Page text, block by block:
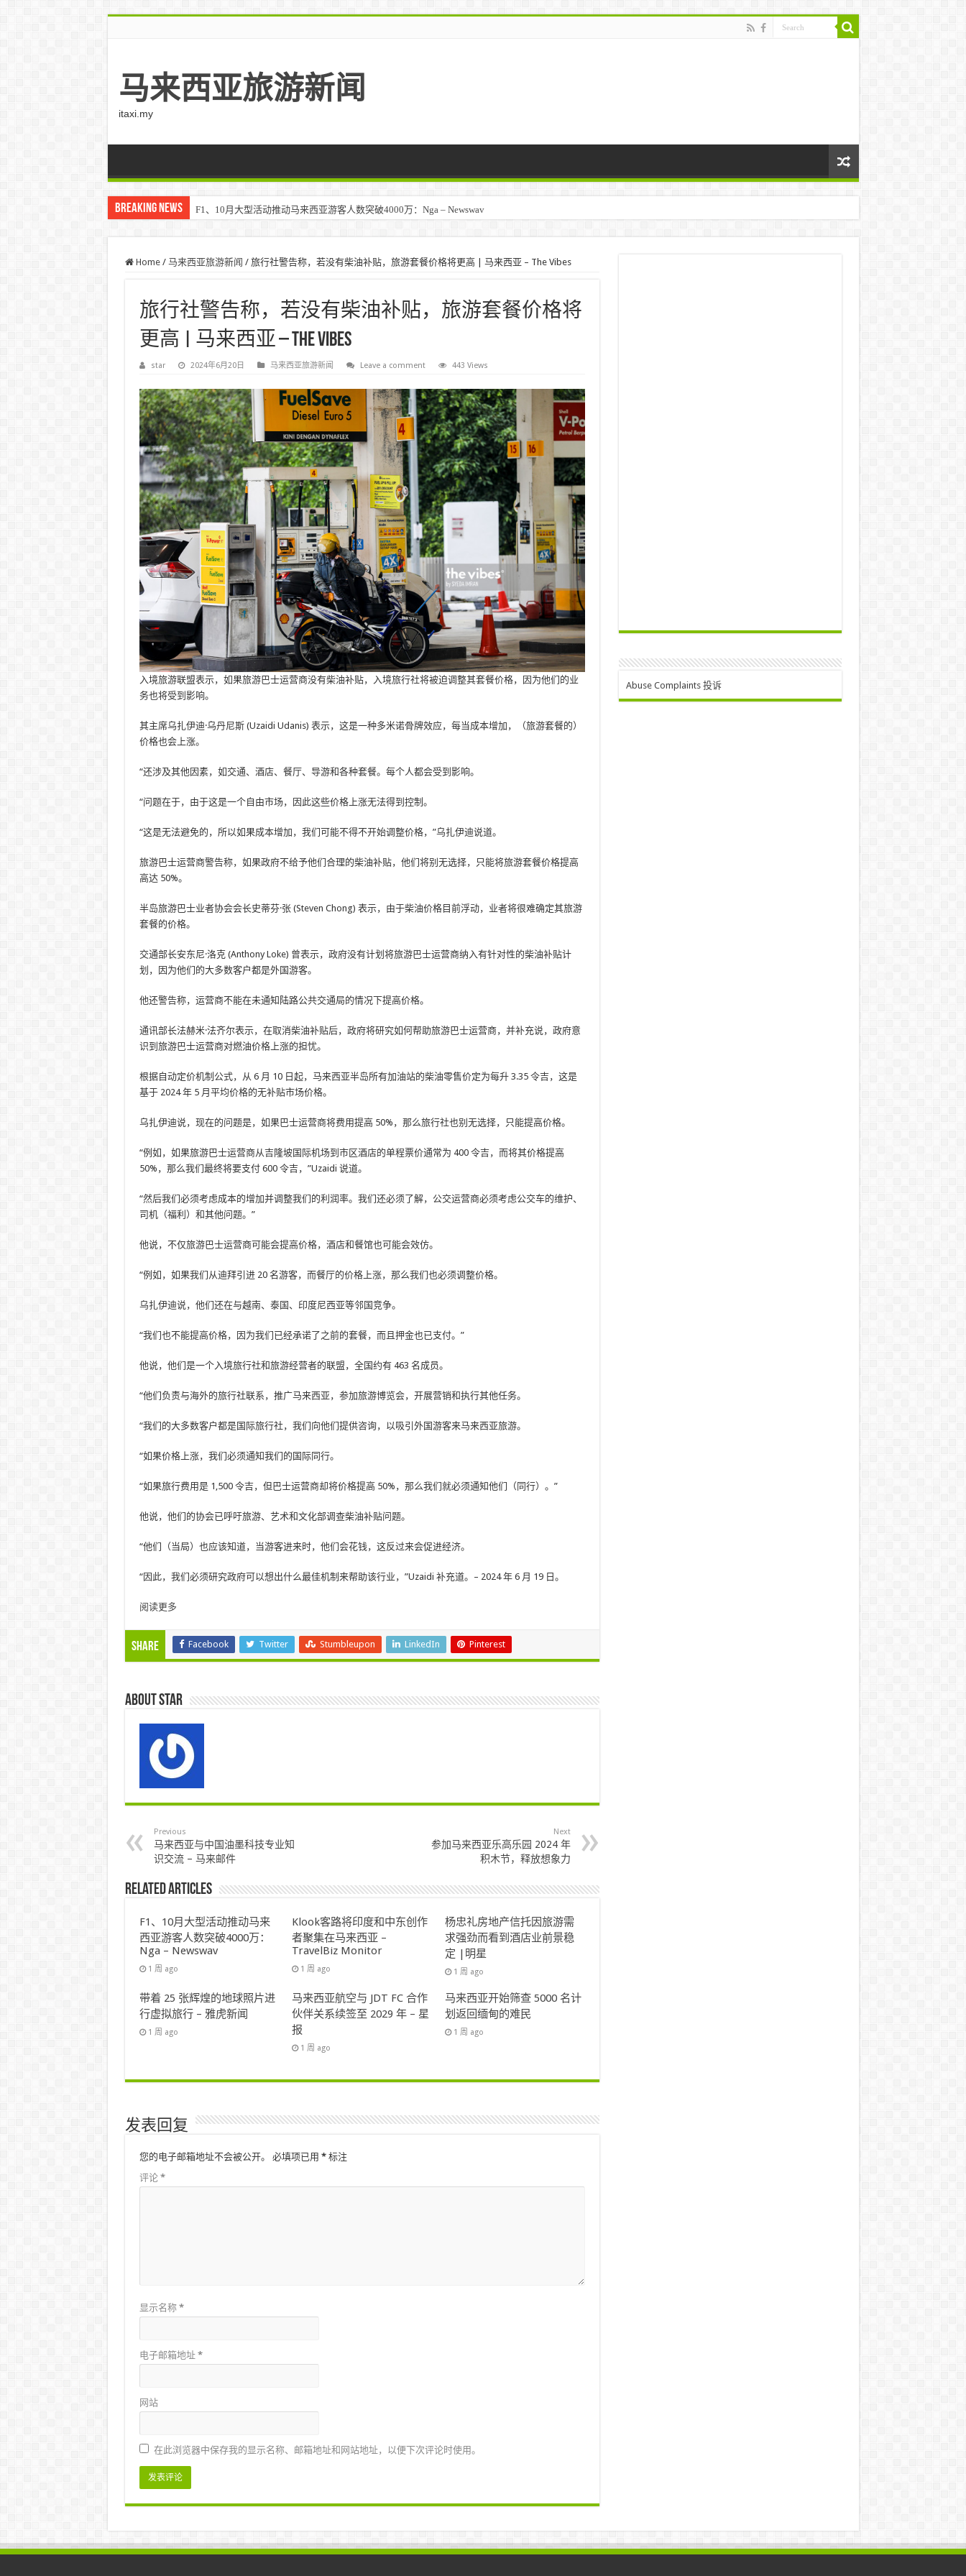
马来西亚旅游新闻
itaxi.my
Breaking News F1、10月大型活动推动马来西亚游客人数突破4000万：Nga – Newswav
Klook客路将印度和中东创作者聚集在马来西亚 – TravelBiz Monitor
Home / 马来西亚旅游新闻 / 旅行社警告称，若没有柴油补贴，旅游套餐价格将更高 | 马来西亚 – The Vibes
旅行社警告称，若没有柴油补贴，旅游套餐价格将
更高 | 马来西亚 – The Vibes
star 2024年6月20日 马来西亚旅游新闻 Leave a comment 443 Views
入境旅游联盟表示，如果旅游巴士运营商没有柴油补贴，入境旅行社将被迫调整其套餐价格，因为他们的业
务也将受到影响。
其主席乌扎伊迪·乌丹尼斯 (Uzaidi Udanis) 表示，这是一种多米诺骨牌效应，每当成本增加，（旅游套餐的）
价格也会上涨。
“还涉及其他因素，如交通、酒店、餐厅、导游和各种套餐。每个人都会受到影响。
“问题在于，由于这是一个自由市场，因此这些价格上涨无法得到控制。
“这是无法避免的，所以如果成本增加，我们可能不得不开始调整价格，”乌扎伊迪说道。
旅游巴士运营商警告称，如果政府不给予他们合理的柴油补贴，他们将别无选择，只能将旅游套餐价格提高
高达 50%。
半岛旅游巴士业者协会会长史蒂芬·张 (Steven Chong) 表示，由于柴油价格目前浮动，业者将很难确定其旅游
套餐的价格。
交通部长安东尼·洛克 (Anthony Loke) 曾表示，政府没有计划将旅游巴士运营商纳入有针对性的柴油补贴计
划，因为他们的大多数客户都是外国游客。
他还警告称，运营商不能在未通知陆路公共交通局的情况下提高价格。
通讯部长法赫米·法齐尔表示，在取消柴油补贴后，政府将研究如何帮助旅游巴士运营商，并补充说，政府意
识到旅游巴士运营商对燃油价格上涨的担忧。
根据自动定价机制公式，从 6 月 10 日起，马来西亚半岛所有加油站的柴油零售价定为每升 3.35 令吉，这是
基于 2024 年 5 月平均价格的无补贴市场价格。
乌扎伊迪说，现在的问题是，如果巴士运营商将费用提高 50%，那么旅行社也别无选择，只能提高价格。
“例如，如果旅游巴士运营商从吉隆坡国际机场到市区酒店的单程票价通常为 400 令吉，而将其价格提高
50%，那么我们最终将要支付 600 令吉，”Uzaidi 说道。
“然后我们必须考虑成本的增加并调整我们的利润率。我们还必须了解，公交运营商必须考虑公交车的维护、
司机（福利）和其他问题。”
他说，不仅旅游巴士运营商可能会提高价格，酒店和餐馆也可能会效仿。
“例如，如果我们从迪拜引进 20 名游客，而餐厅的价格上涨，那么我们也必须调整价格。
乌扎伊迪说，他们还在与越南、泰国、印度尼西亚等邻国竞争。
“我们也不能提高价格，因为我们已经承诺了之前的套餐，而且押金也已支付。”
他说，他们是一个入境旅行社和旅游经营者的联盟，全国约有 463 名成员。
“他们负责与海外的旅行社联系，推广马来西亚，参加旅游博览会，开展营销和执行其他任务。
“我们的大多数客户都是国际旅行社，我们向他们提供咨询，以吸引外国游客来马来西亚旅游。
“如果价格上涨，我们必须通知我们的国际同行。
“如果旅行费用是 1,500 令吉，但巴士运营商却将价格提高 50%，那么我们就必须通知他们（同行）。”
他说，他们的协会已呼吁旅游、艺术和文化部调查柴油补贴问题。
“他们（当局）也应该知道，当游客进来时，他们会花钱，这反过来会促进经济。
“因此，我们必须研究政府可以想出什么最佳机制来帮助该行业，”Uzaidi 补充道。– 2024 年 6 月 19 日。
阅读更多
Share Facebook Twitter Stumbleupon LinkedIn Pinterest
About star
Previous
马来西亚与中国油墨科技专业知
识交流 – 马来邮件
Next
参加马来西亚乐高乐园 2024 年
积木节，释放想象力
Related Articles
F1、10月大型活动推动马来
西亚游客人数突破4000万：
Nga – Newswav
1 周 ago
Klook客路将印度和中东创作
者聚集在马来西亚 –
TravelBiz Monitor
1 周 ago
杨忠礼房地产信托因旅游需
求强劲而看到酒店业前景稳
定 |明星
1 周 ago
带着 25 张辉煌的地球照片进
行虚拟旅行 – 雅虎新闻
1 周 ago
马来西亚航空与 JDT FC 合作
伙伴关系续签至 2029 年 – 星
报
1 周 ago
马来西亚开始筛查 5000 名计
划返回缅甸的难民
1 周 ago
发表回复
您的电子邮箱地址不会被公开。 必填项已用 *标注
评论 *
显示名称 *
电子邮箱地址 *
网站
在此浏览器中保存我的显示名称、邮箱地址和网站地址，以便下次评论时使用。
Abuse Complaints 投诉